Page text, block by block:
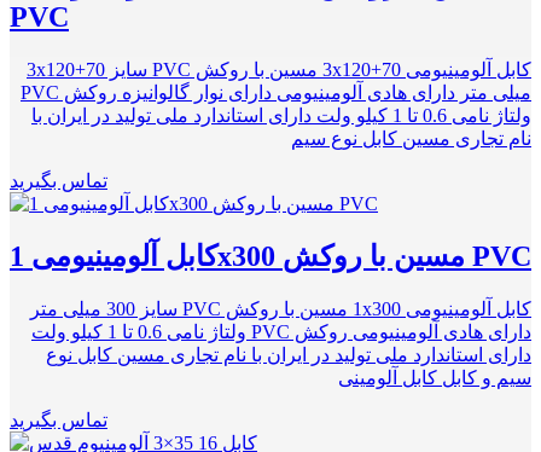
PVC
کابل آلومینیومی 3x120+70 مسین با روکش PVC سایز 3x120+70
میلی متر دارای هادی آلومینیومی دارای نوار گالوانیزه روکش PVC
ولتاژ نامی 0.6 تا 1 کیلو ولت دارای استاندارد ملی تولید در ایران با
نام تجاری مسین کابل نوع سیم
تماس بگیرید
کابل آلومینیومی 1x300 مسین با روکش PVC
کابل آلومینیومی 1x300 مسین با روکش PVC سایز 300 میلی متر
دارای هادی آلومینیومی روکش PVC ولتاژ نامی 0.6 تا 1 کیلو ولت
دارای استاندارد ملی تولید در ایران با نام تجاری مسین کابل نوع
سیم و کابل کابل آلومینی
تماس بگیرید